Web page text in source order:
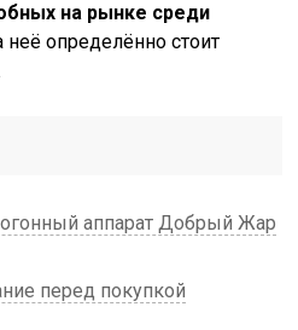
на рынке среди
неё определённо стоит
аппарат Добрый Жар
перед покупкой